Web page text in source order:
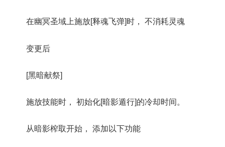
在幽冥圣域上施放[释魂飞弹]时， 不消耗灵魂
变更后
[黑暗献祭]
施放技能时， 初始化[暗影遁行]的冷却时间。
从暗影榨取开始， 添加以下功能